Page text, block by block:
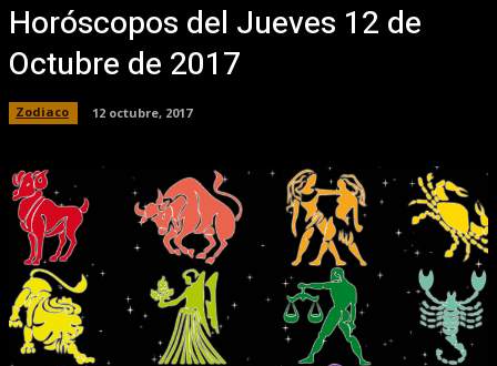
Horóscopos del Jueves 12 de
Octubre de 2017
Zodiaco 12 octubre, 2017